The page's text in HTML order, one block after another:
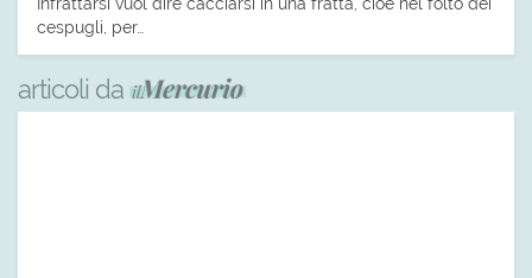
cespugli, per…
articoli da